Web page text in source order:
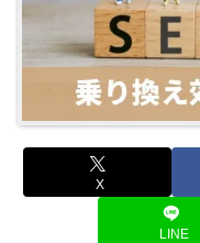
X
LINE